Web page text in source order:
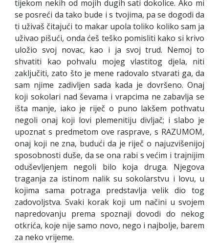
tijekom nekih od mojih dugih sati dokolice. Ako mi
se posreći da tako bude i s tvojima, pa se dogodi da
ti uživaš čitajući to makar upola toliko koliko sam ja
uživao pišući, onda ćeš teško pomisliti kako si krivo
uložio svoj novac, kao i ja svoj trud. Nemoj to
shvatiti kao pohvalu mojeg vlastitog djela, niti
zaključiti, zato što je mene radovalo stvarati ga, da
sam njime zadivljen sada kada je dovršeno. Onaj
koji sokolari nad ševama i vrapcima ne zabavlja se
išta manje, iako je riječ o puno lakšem pothvatu
negoli onaj koji lovi plemenitiju divljač; i slabo je
upoznat s predmetom ove rasprave, s RAZUMOM,
onaj koji ne zna, budući da je riječ o najuzvišenijoj
sposobnosti duše, da se ona rabi s većim i trajnijim
oduševljenjem negoli bilo koja druga. Njegova
traganja za istinom nalik su sokolarstvu i lovu, u
kojima sama potraga predstavlja velik dio tog
zadovoljstva. Svaki korak koji um načini u svojem
napredovanju prema spoznaji dovodi do nekog
otkrića, koje nije samo novo, nego i najbolje, barem
za neko vrijeme.